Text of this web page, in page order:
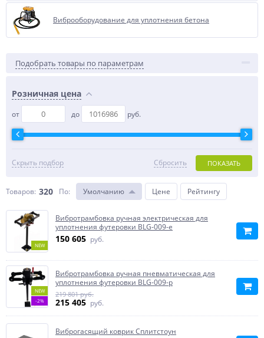
Виброоборудование для уплотнения бетона
Подобрать товары по параметрам
Розничная цена
от до руб.
Скрыть подбор ПОКАЗАТЬ
Сбросить
Товаров: 320 По: Умолчанию Цене Рейтингу
NEW
Вибротрамбовка ручная электрическая для
уплотнения футеровки BLG-009-e
150 605 руб.
NEW
-2%
Вибротрамбовка ручная пневматическая для
уплотнения футеровки BLG-009-p
215 405 руб.
219 801 руб.
Виброгасящий коврик Сплитстоун